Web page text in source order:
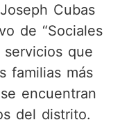
Cubas
de “Sociales
que
familias más
encuentran
del distrito.